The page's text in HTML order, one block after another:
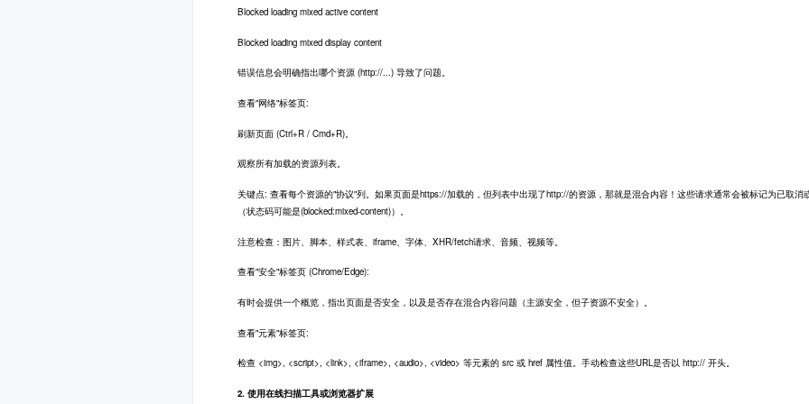
Blocked loading mixed active content
Blocked loading mixed display content
错误信息会明确指出哪个资源 (http://...) 导致了问题。
查看"网络"标签页:
刷新页面 (Ctrl+R / Cmd+R)。
观察所有加载的资源列表。
关键点: 查看每个资源的"协议"列。如果页面是https://加载的，但列表中出现了http://的资源，那就是混合内容！这些请求通常会被标记为已取消
（状态码可能是(blocked:mixed-content)）。
注意检查：图片、脚本、样式表、iframe、字体、XHR/fetch请求、音频、视频等。
查看"安全"标签页 (Chrome/Edge):
有时会提供一个概览，指出页面是否安全，以及是否存在混合内容问题（主源安全，但子资源不安全）。
查看"元素"标签页:
检查 <img>, <script>, <link>, <iframe>, <audio>, <video> 等元素的 src 或 href 属性值。手动检查这些URL是否以 http:// 开头。
2. 使用在线扫描工具或浏览器扩展